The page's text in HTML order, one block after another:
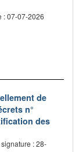
: 07-07-2026
de
n°
des
: 28-